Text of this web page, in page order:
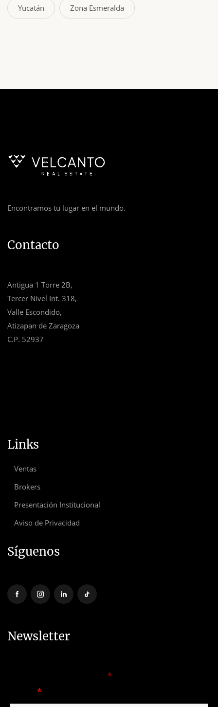
Yucatán Zona Esmeralda
Encontramos tu lugar en el mundo.
Contacto
Antigua 1 Torre 2B,
Tercer Nivel Int. 318,
Valle Escondido,
Atizapan de Zaragoza
C.P. 52937
Links
Ventas
Brokers
Presentación Institucional
Aviso de Privacidad
Síguenos
Newsletter
*
*